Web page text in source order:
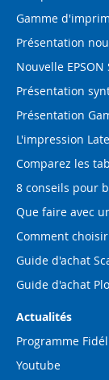
Gamme
Présentation
Nouvelle
Présentation
Présentation
L'impression
Comparez les
8 conseils pour
Que faire avec
Comment
Guide d'achat
Guide d'achat
Actualités
Programme
Youtube